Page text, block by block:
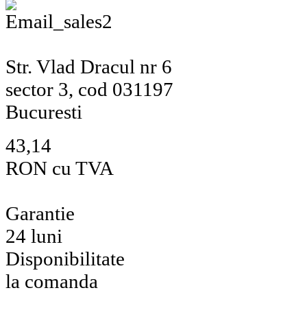
Str. Vlad Dracul nr 6
sector 3, cod 031197
Bucuresti
43,14
RON cu TVA
Garantie
24 luni
Disponibilitate
la comanda